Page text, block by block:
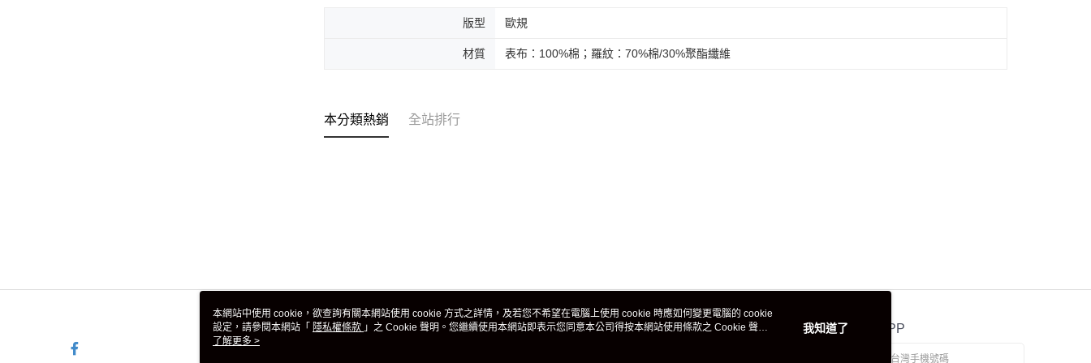
版型 歐規
材質 表布：100%棉；羅紋：70%棉/30%聚酯纖維
本分類熱銷 全站排行
關於我們 客服資訊 官方APP
本網站中使用 cookie，欲查詢有關本網站使用 cookie 方式之詳情，及若您不希望在電腦上使用 cookie 時應如何變更電腦的 cookie
設定，請參閱本網站「 隱私權條款 」之 Cookie 聲明。您繼續使用本網站即表示您同意本公司得按本網站使用條款之 Cookie 聲明
使用 cookie。
了解更多 >
我知道了